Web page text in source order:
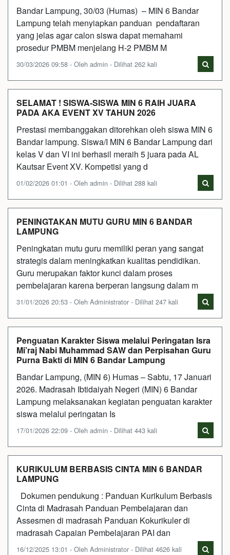
Bandar Lampung, 30/03 (Humas) – MIN 6 Bandar
Lampung telah menyiapkan panduan pendaftaran
yang jelas agar calon siswa dapat memahami
prosedur PMBM menjelang H-2 PMBM M
30/03/2026 09:58 - Oleh admin - Dilihat 262 kali
SELAMAT ! SISWA-SISWA MIN 6 RAIH JUARA
PADA AKA EVENT XV TAHUN 2026
Prestasi membanggakan ditorehkan oleh siswa MIN 6
Bandar lampung. Siswa/I MIN 6 Bandar Lampung dari
kelas V dan VI ini berhasil meraih 5 juara pada AL
Kautsar Event XV. Kompetisi yang d
01/02/2026 01:01 - Oleh admin - Dilihat 288 kali
PENINGTAKAN MUTU GURU MIN 6 BANDAR
LAMPUNG
Peningkatan mutu guru memiliki peran yang sangat
strategis dalam meningkatkan kualitas pendidikan.
Guru merupakan faktor kunci dalam proses
pembelajaran karena berperan langsung dalam m
31/01/2026 20:53 - Oleh Administrator - Dilihat 247 kali
Penguatan Karakter Siswa melalui Peringatan Isra
Mi’raj Nabi Muhammad SAW dan Perpisahan Guru
Purna Bakti di MIN 6 Bandar Lampung
Bandar Lampung, (MIN 6) Humas – Sabtu, 17 Januari
2026. Madrasah Ibtidaiyah Negeri (MIN) 6 Bandar
Lampung melaksanakan kegiatan penguatan karakter
siswa melalui peringatan Is
17/01/2026 22:09 - Oleh admin - Dilihat 443 kali
KURIKULUM BERBASIS CINTA MIN 6 BANDAR
LAMPUNG
Dokumen pendukung : Panduan Kurikulum Berbasis
Cinta di Madrasah Panduan Pembelajaran dan
Assesmen di madrasah Panduan Kokurikuler di
madrasah Capaian Pembelajaran PAI dan
16/12/2025 13:01 - Oleh Administrator - Dilihat 4626 kali